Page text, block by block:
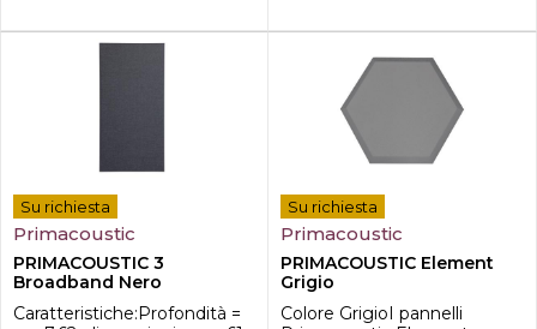
Su richiesta
Primacoustic
PRIMACOUSTIC 3
Broadband Nero
Caratteristiche:Profondità =
Su richiesta
Primacoustic
PRIMACOUSTIC Element
Grigio
Colore GrigioI pannelli